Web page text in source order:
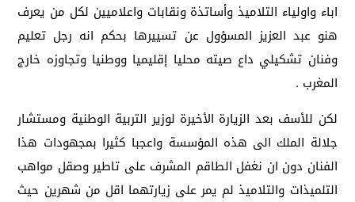
اباء واولياء التلاميذ وأساتذة ونقابات واعلاميين لكل من يعرف
هنو عبد العزيز المسؤول عن تسييرها بحكم انه رجل تعليم
وفنان تشكيلي داع صيته محليا إقليميا ووطنيا وتجاوزه خارج
المغرب .
لكن للأسف بعد الزيارة الأخيرة لوزير التربية الوطنية ومستشار
جلالة الملك الى هذه المؤسسة واعجبا كثيرا بمجهودات هذا
الفنان دون ان نغفل الطاقم المشرف على تاطير وصقل مواهب
التلميذات والتلاميذ لم يمر على زيارتهما اقل من شهرين حيث